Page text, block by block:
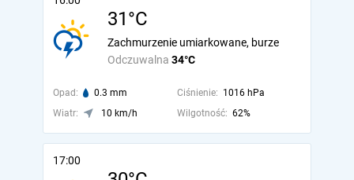
31°C
Odczuwalna 34°C
Zachmurzenie umiarkowane, burze
Opad: 0.3 mm Ciśnienie: 1016 hPa
Wiatr:
10 km/h Wilgotność: 62%
17:00